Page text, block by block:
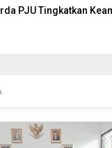
PJU Tingkatkan